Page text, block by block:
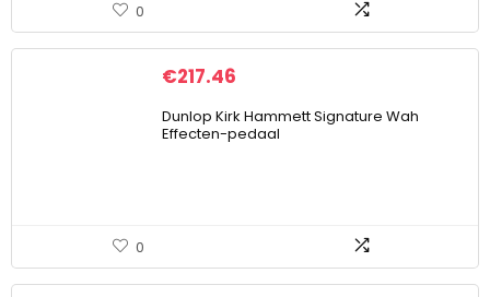
0
€217.46
Dunlop Kirk Hammett Signature Wah
Effecten-pedaal
0